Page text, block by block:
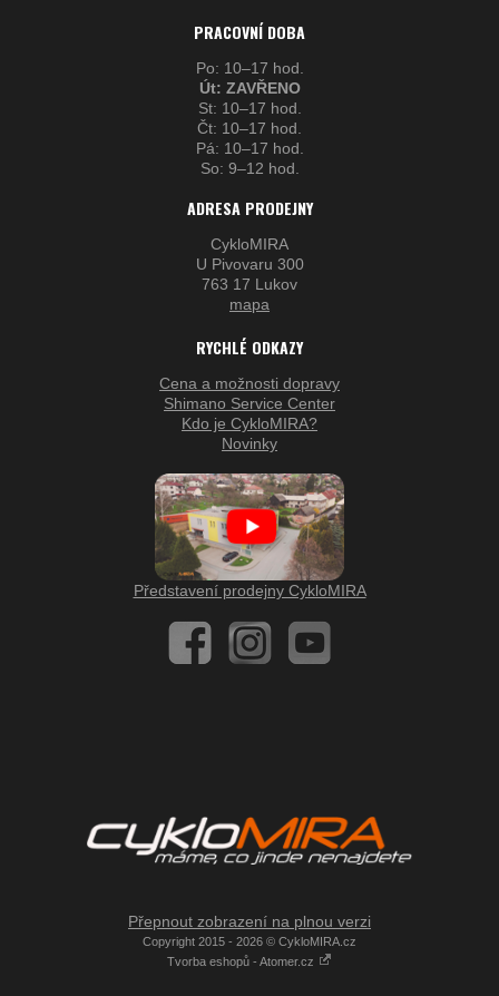
PRACOVNÍ DOBA
Po: 10–17 hod.
Út: ZAVŘENO
St: 10–17 hod.
Čt: 10–17 hod.
Pá: 10–17 hod.
So: 9–12 hod.
ADRESA PRODEJNY
CykloMIRA
U Pivovaru 300
763 17 Lukov
mapa
RYCHLÉ ODKAZY
Cena a možnosti dopravy
Shimano Service Center
Kdo je CykloMIRA?
Novinky
Představení prodejny CykloMIRA
Přepnout zobrazení na plnou verzi
Copyright 2015 - 2026 © CykloMIRA.cz
Tvorba eshopů - Atomer.cz